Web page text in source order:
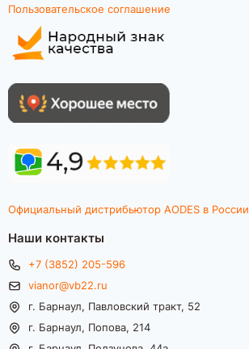
Пользовательское соглашение
Официальный дистрибьютор AODES в России
Наши контакты
+7 (3852) 205-596
vianor@vb22.ru
г. Барнаул, Павловский тракт, 52
г. Барнаул, Попова, 214